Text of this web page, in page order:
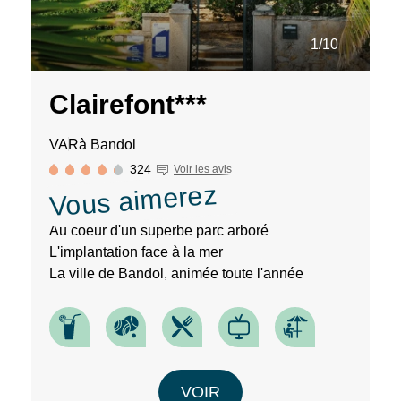
1/10
Clairefont***
VARà Bandol
324 Voir les avis
Vous aimerez
Au coeur d'un superbe parc arboré
L'implantation face à la mer
La ville de Bandol, animée toute l'année
VOIR